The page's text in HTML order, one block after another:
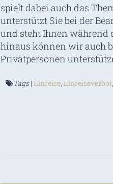
spielt dabei auch das
unterstützt Sie bei der
und steht Ihnen während
hinaus können wir auch
Privatpersonen
Tags|Einreise,Einreiseverbot